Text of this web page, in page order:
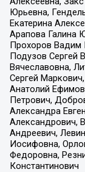
Юрьевна,
Екатерина
Арапова Галина
Прохоров Вадим
Подузов Сергей
Вячеславовна,
Сергей
Анатолий
Петрович,
Александра
Александрович,
Андреевич,
Иосифовна,
Федоровна,
Константинович